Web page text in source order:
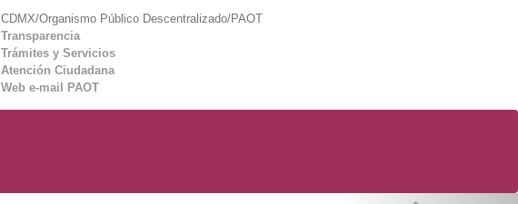
CDMX/Organismo Público Descentralizado/PAOT
Transparencia
Trámites y Servicios
Atención Ciudadana
Web e-mail PAOT